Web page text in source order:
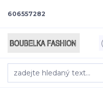
606557282